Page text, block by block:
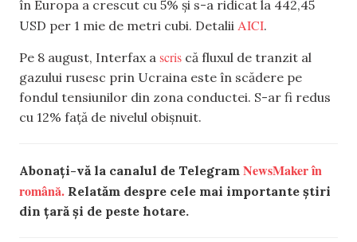
în Europa a crescut cu 5% și s-a ridicat la 442,45
USD per 1 mie de metri cubi. Detalii AICI.
Pe 8 august, Interfax a scris că fluxul de tranzit al
gazului rusesc prin Ucraina este în scădere pe
fondul tensiunilor din zona conductei. S-ar fi redus
cu 12% față de nivelul obișnuit.
Abonați-vă la canalul de Telegram NewsMaker în
română. Relatăm despre cele mai importante știri
din țară și de peste hotare.